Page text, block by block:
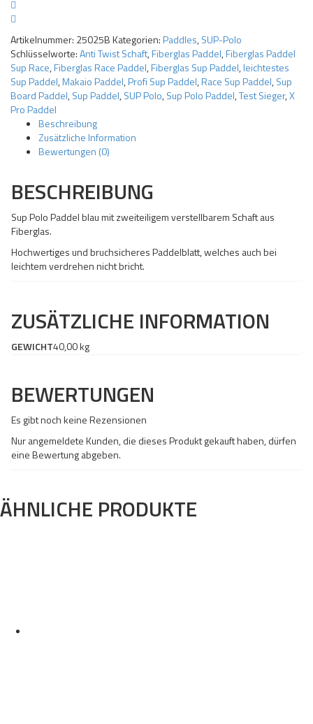
Artikelnummer: 25025BKategorien:Paddles,SUP-Polo
Schlüsselworte:Anti Twist Schaft,Fiberglas Paddel,Fiberglas Paddel
Sup Race,Fiberglas Race Paddel,Fiberglas Sup Paddel,leichtestes
Sup Paddel,Makaio Paddel,Profi Sup Paddel,Race Sup Paddel,Sup
Board Paddel,Sup Paddel,SUP Polo,Sup Polo Paddel,Test Sieger,X
Pro Paddel
Beschreibung
Zusätzliche Information
Bewertungen (0)
BESCHREIBUNG
Sup Polo Paddel blau mit zweiteiligem verstellbarem Schaft aus
Fiberglas.
Hochwertiges und bruchsicheres Paddelblatt, welches auch bei
leichtem verdrehen nicht bricht.
ZUSÄTZLICHE INFORMATION
GEWICHT40,00 kg
BEWERTUNGEN
Es gibt noch keine Rezensionen
Nur angemeldete Kunden, die dieses Produkt gekauft haben, dürfen
eine Bewertung abgeben.
ÄHNLICHE PRODUKTE